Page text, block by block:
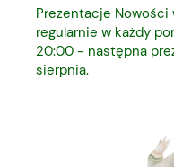
Prezentacje Nowości
regularnie w każdy
20:00 - następna
sierpnia.